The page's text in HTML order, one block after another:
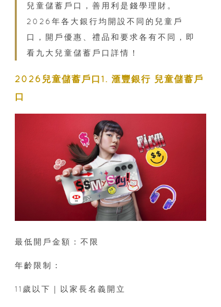
兒童儲蓄戶口，善用利是錢學理財。
2026年各大銀行均開設不同的兒童戶
口，開戶優惠、禮品和要求各有不同，即
看九大兒童儲蓄戶口詳情！
2026兒童儲蓄戶口1. 滙豐銀行 兒童儲蓄戶
口
最低開戶金額：不限
年齡限制：
11歲以下｜以家長名義開立